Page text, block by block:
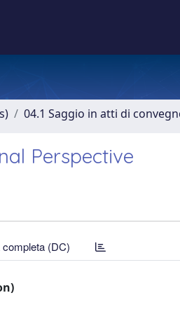
04.1 Saggio in atti di
Perspective
(DC)